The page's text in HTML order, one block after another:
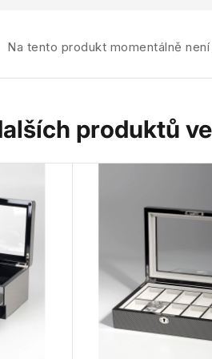
Na tento produkt momentálně
produktů